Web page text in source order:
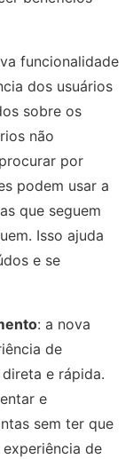
funcionalidade
dos usuários
sobre os
não
por
podem usar a
que seguem
Isso ajuda
e se
: a nova
de
e rápida.
e
sem ter que
de